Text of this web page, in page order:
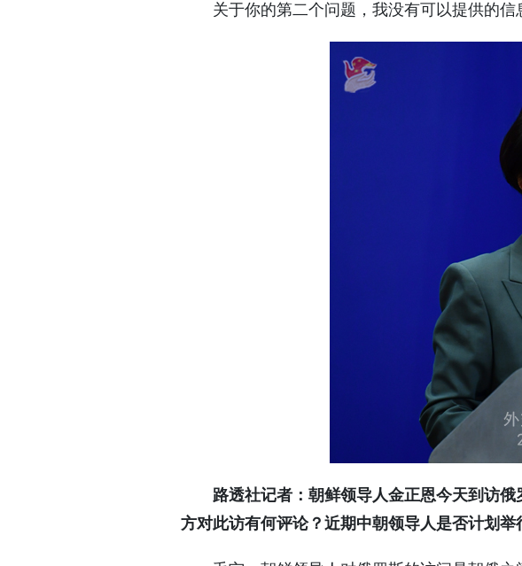
关于你的第二个问题，我没有可以提供的信
路透社记者：朝鲜领导人金正恩今天到访
方对此访有何评论？近期中朝领导人是否计划举